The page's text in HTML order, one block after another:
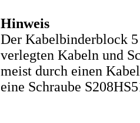
Hinweis
Der Kabelbinderblock
verlegten Kabeln und
meist durch einen
eine Schraube